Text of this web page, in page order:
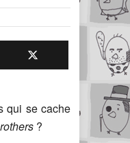
qui se cache
?